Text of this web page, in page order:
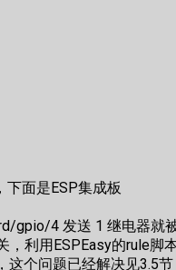
面是ESP集成板
gpio/4 发送 1 继电器就
利用ESPEasy的rule脚
个问题已经解决见3.5